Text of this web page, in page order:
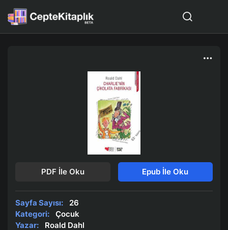
PDF İle Oku Epub İle Oku
Sayfa Sayısı:
26
Kategori:
Çocuk
Yazar:
Roald Dahl